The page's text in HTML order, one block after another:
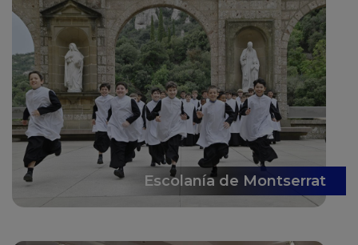
Escolanía de Montserrat